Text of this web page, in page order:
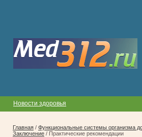
Новости здоровья
Главная / Функциональные системы организма
Заключение / Практические рекомендации